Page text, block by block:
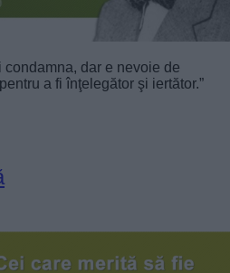
condamna, dar e nevoie de
a fi înţelegător şi iertător.”